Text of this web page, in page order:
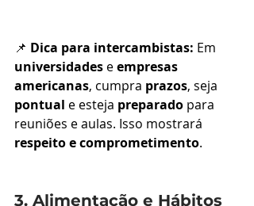
📌 Dica para intercambistas: Em
universidades e empresas
americanas, cumpra prazos, seja
pontual e esteja preparado para
reuniões e aulas. Isso mostrará
respeito e comprometimento.
3. Alimentação e Hábitos